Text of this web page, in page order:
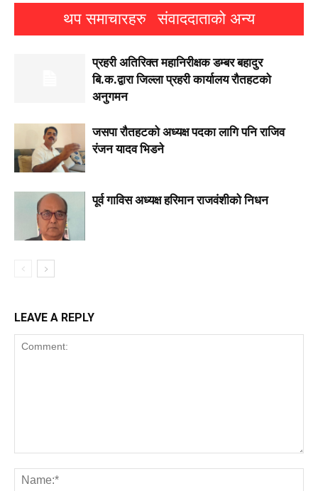
थप समाचारहरु संवाददाताको अन्य
प्रहरी अतिरिक्त महानिरीक्षक डम्बर बहादुर
बि.क.द्वारा जिल्ला प्रहरी कार्यालय रौतहटको
अनुगमन
जसपा राैतहटको अध्यक्ष पदका लागि पनि राजिव
रंजन यादव भिडने
पूर्व गाविस अध्यक्ष हरिमान राजवंशीको निधन
LEAVE A REPLY